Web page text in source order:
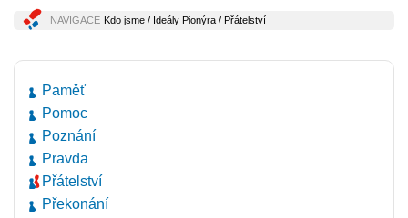
NAVIGACE Kdo jsme / Ideály Pionýra / Přátelství
Paměť
Pomoc
Poznání
Pravda
Přátelství
Překonání